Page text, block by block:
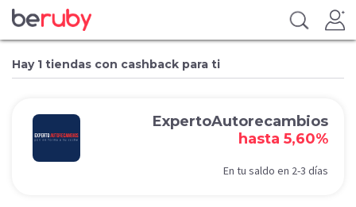
Hay 1 tiendas con cashback para ti
ExpertoAutorecambios
hasta 5,60%
En tu saldo en 2-3 días